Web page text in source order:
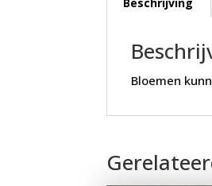
Bloemen